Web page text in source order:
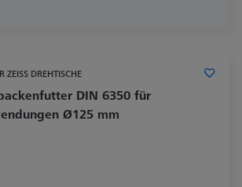
ZEISS DREHTISCHE
DIN 6350 für
Ø125 mm